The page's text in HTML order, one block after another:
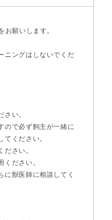
お願いします。
ニングはしないでくだ
さい。
ので必ず飼主が一緒に
てください。
ださい。
ください。
に獣医師に相談してく